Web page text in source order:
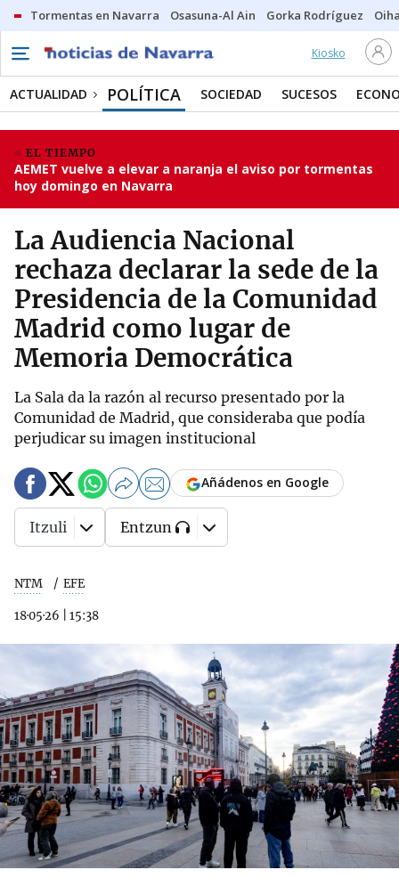
Tormentas en Navarra Osasuna-Al Ain Gorka Rodríguez
Kiosko
ACTUALIDAD POLÍTICA SOCIEDAD SUCESOS
EL TIEMPO
AEMET vuelve a elevar a naranja el aviso por tormentas
hoy domingo en Navarra
La Audiencia Nacional
rechaza declarar la sede de la
Presidencia de la Comunidad
Madrid como lugar de
Memoria Democrática
La Sala da la razón al recurso presentado por la
Comunidad de Madrid, que consideraba que podía
perjudicar su imagen institucional
NTM EFE
18·05·26 15:38
Añádenos en Google
Itzuli Entzun